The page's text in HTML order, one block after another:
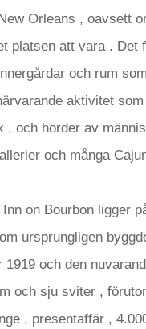
Orleans , oavsett
platsen att vara . Det
och rum
aktivitet
, och horder av
och många
on Bourbon ligger
ursprungligen
och den
och sju sviter ,
, presentaffär ,